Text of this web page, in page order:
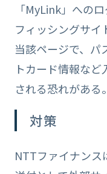
「MyLink」への
フィッシングサイ
当該ページで、パ
トカード情報な
される恐れがある。
対策
NTTファイナンス